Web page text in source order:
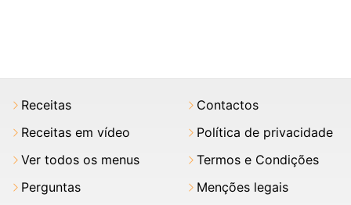
Receitas
Receitas em vídeo
Ver todos os menus
Perguntas
Contactos
Política de privacidade
Termos e Condições
Menções legais